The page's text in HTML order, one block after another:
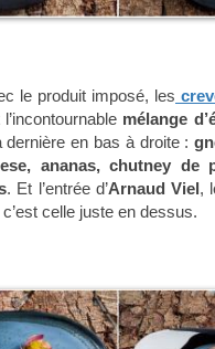
le produit imposé, les
l’incontournable mélange
dernière en bas à droite :
ananas, chutney de
. Et l’entrée d’Arnaud Viel,
celle juste en dessus.